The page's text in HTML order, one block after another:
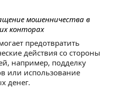
мошенничества в
конторах
предотвратить
действия со стороны
например, подделку
или использование
денег.